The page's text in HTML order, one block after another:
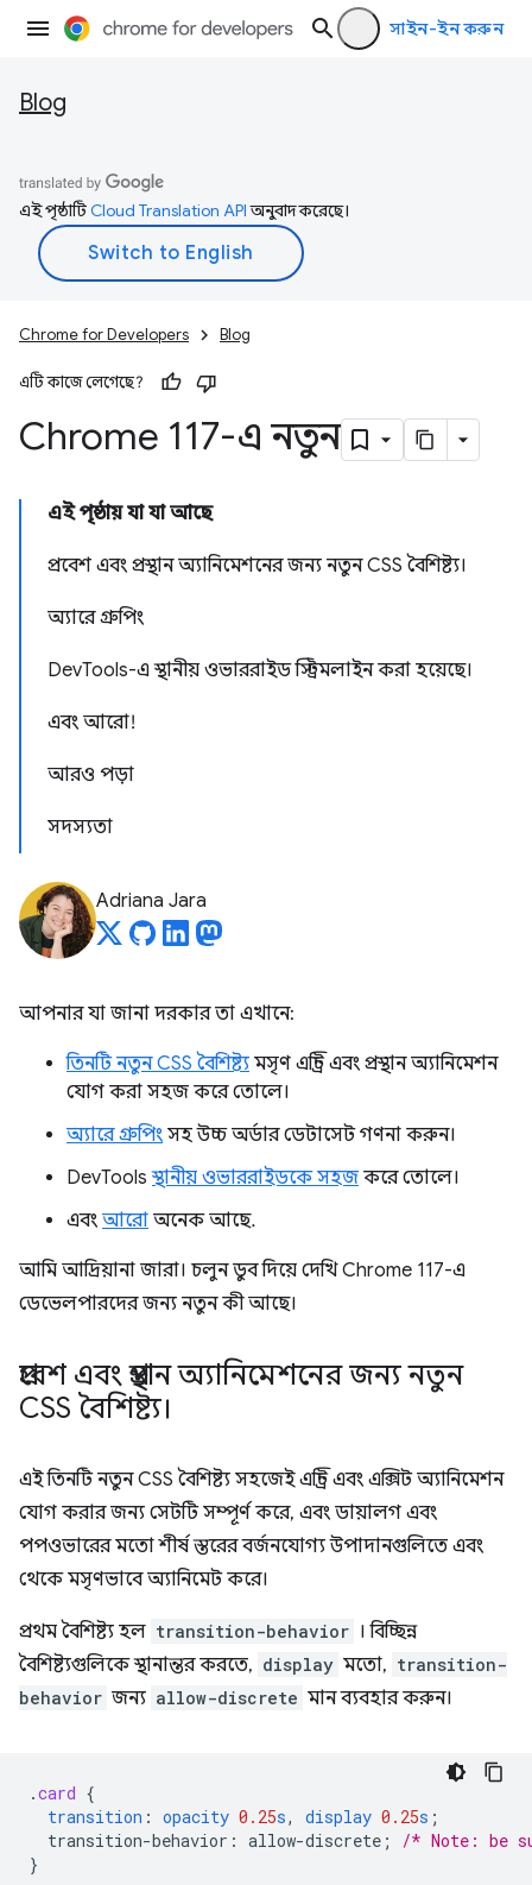
সাইন-ইন করুন
Blog
এই পৃষ্ঠাটিCloud Translation APIঅনুবাদ করেছে।
Chrome for Developers Blog
এটি কাজে লেগেছে?
Chrome 117-এ নতুন
এই পৃষ্ঠায় যা যা আছে
প্রবেশ এবং প্রস্থান অ্যানিমেশনের জন্য নতুন CSS বৈশিষ্ট্য।
অ্যারে গ্রুপিং
DevTools-এ স্থানীয় ওভাররাইড স্ট্রিমলাইন করা হয়েছে।
এবং আরো!
আরও পড়া
সদস্যতা
Adriana Jara
আপনার যা জানা দরকার তা এখানে:
তিনটি নতুন CSS বৈশিষ্ট্য মসৃণ এন্ট্রি এবং প্রস্থান অ্যানিমেশন
যোগ করা সহজ করে তোলে।
অ্যারে গ্রুপিং সহ উচ্চ অর্ডার ডেটাসেট গণনা করুন।
DevToolsস্থানীয় ওভাররাইডকে সহজ করে তোলে।
এবং আরো অনেক আছে.
আমি আদ্রিয়ানা জারা। চলুন ডুব দিয়ে দেখি Chrome 117-এ
ডেভেলপারদের জন্য নতুন কী আছে।
প্রবেশ এবং প্রস্থান অ্যানিমেশনের জন্য নতুন
CSS বৈশিষ্ট্য।
এই তিনটি নতুন CSS বৈশিষ্ট্য সহজেই এন্ট্রি এবং এক্সিট অ্যানিমেশন
যোগ করার জন্য সেটটি সম্পূর্ণ করে, এবং ডায়ালগ এবং
পপওভারের মতো শীর্ষ স্তরের বর্জনযোগ্য উপাদানগুলিতে এবং
থেকে মসৃণভাবে অ্যানিমেট করে।
প্রথম বৈশিষ্ট্য হল transition-behavior । বিচ্ছিন্ন
বৈশিষ্ট্যগুলিকে স্থানান্তর করতে, display মতো, transition-
behavior জন্য allow-discrete মান ব্যবহার করুন।
.card {
transition : opacity 0.25s, display 0.25s ;
transition-behavior : allow-discrete ;
/* Note: be
}